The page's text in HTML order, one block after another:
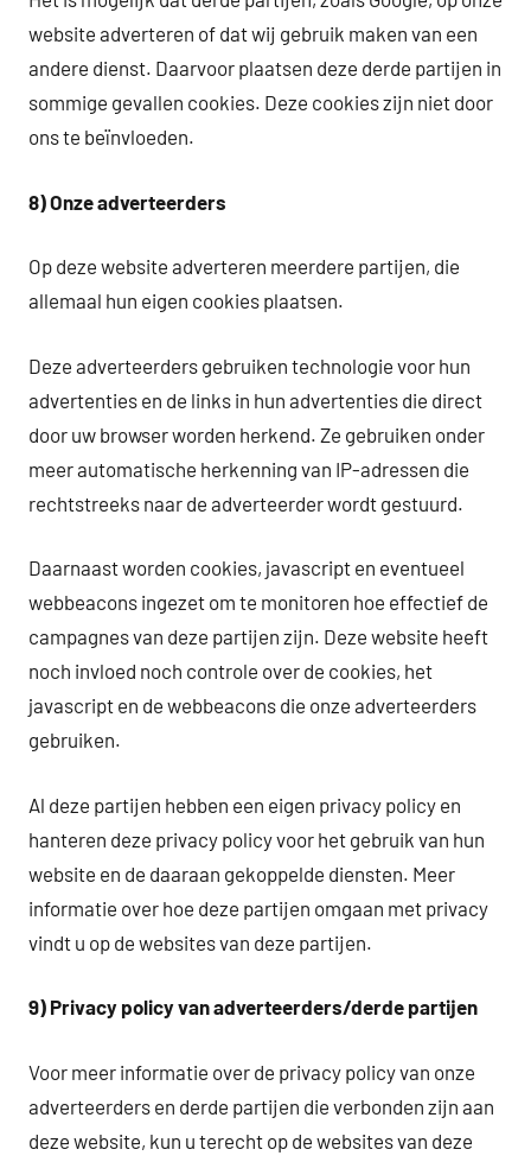
website adverteren of dat wij gebruik maken van een
andere dienst. Daarvoor plaatsen deze derde partijen in
sommige gevallen cookies. Deze cookies zijn niet door
ons te beïnvloeden.
8)Onze adverteerders
Op deze website adverteren meerdere partijen, die
allemaal hun eigen cookies plaatsen.
Deze adverteerders gebruiken technologie voor hun
advertenties en de links in hun advertenties die direct
door uw browser worden herkend. Ze gebruiken onder
meer automatische herkenning van IP-adressen die
rechtstreeks naar de adverteerder wordt gestuurd.
Daarnaast worden cookies, javascript en eventueel
webbeacons ingezet om te monitoren hoe effectief de
campagnes van deze partijen zijn. Deze website heeft
noch invloed noch controle over de cookies, het
javascript en de webbeacons die onze adverteerders
gebruiken.
Al deze partijen hebben een eigen privacy policy en
hanteren deze privacy policy voor het gebruik van hun
website en de daaraan gekoppelde diensten. Meer
informatie over hoe deze partijen omgaan met privacy
vindt u op de websites van deze partijen.
9) Privacy policy van adverteerders/derde partijen
Voor meer informatie over de privacy policy van onze
adverteerders en derde partijen die verbonden zijn aan
deze website, kun u terecht op de websites van deze